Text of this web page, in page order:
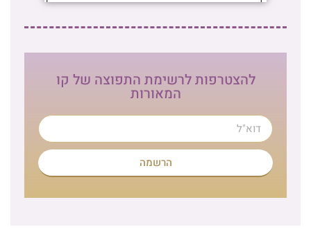
להצטרפות לרשימת התפוצה של קו
המאורות
הרשמה